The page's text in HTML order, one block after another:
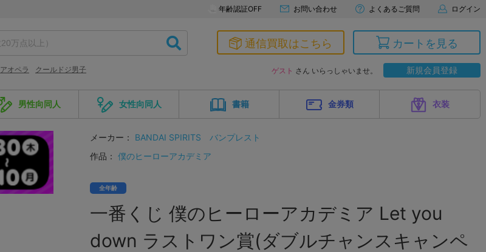
年齢認証OFF お問い合わせ よくあるご質問 ログイン
アオペラ クールドジ男子
通信買取はこちら カートを見る
ゲスト さん いらっしゃいませ。 新規会員登録
男性向同人 女性向同人 書籍 金券類 衣装
メーカー： BANDAI SPIRITS
バンプレスト
作品： 僕のヒーローアカデミア
全年齢
一番くじ 僕のヒーローアカデミア Let you
down ラストワン賞(ダブルチャンスキャンペ